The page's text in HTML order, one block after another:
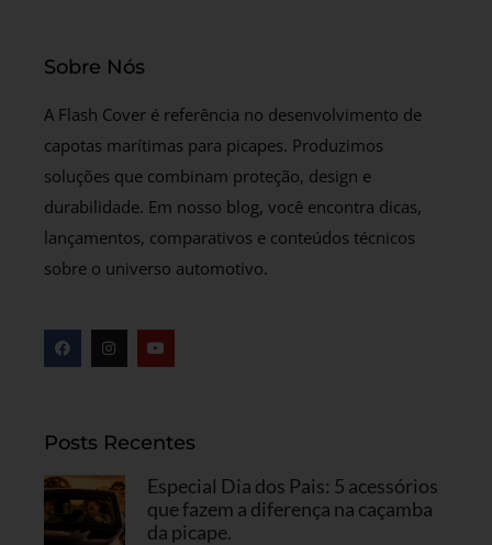
Sobre Nós
A Flash Cover é referência no desenvolvimento de
capotas marítimas para picapes. Produzimos
soluções que combinam proteção, design e
durabilidade. Em nosso blog, você encontra dicas,
lançamentos, comparativos e conteúdos técnicos
sobre o universo automotivo.
Posts Recentes
Especial Dia dos Pais: 5 acessórios
que fazem a diferença na caçamba
da picape.